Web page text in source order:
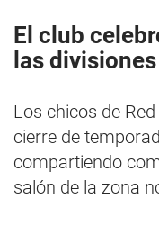
El club
las
Los chicos de
cierre de
compartiendo
salón de la zona